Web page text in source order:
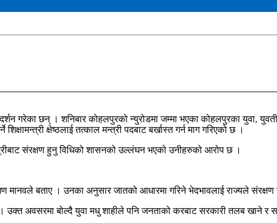
गरेका छन् । शनिबार कोहलपुरको न्युरोडमा जम्मा भएका कोहलपुरका युवा,
क्षेष्ठलाई तत्काल मन्त्री पदबाट बर्खास्त गर्न माग गरिएको छ ।
संरक्षण हुनु विधिको शासनको उल्लंघन भएको उनीहरुको आरोप छ ।
मानवले बताए । उनका अनुसार जातको आधारमा गरिने भेदभावलाई राज्यले संरक्षण
अवसरमा बोल्दै युवा मधु शाहीले पनि जनताको करबाट सरकारी तलब खाने र